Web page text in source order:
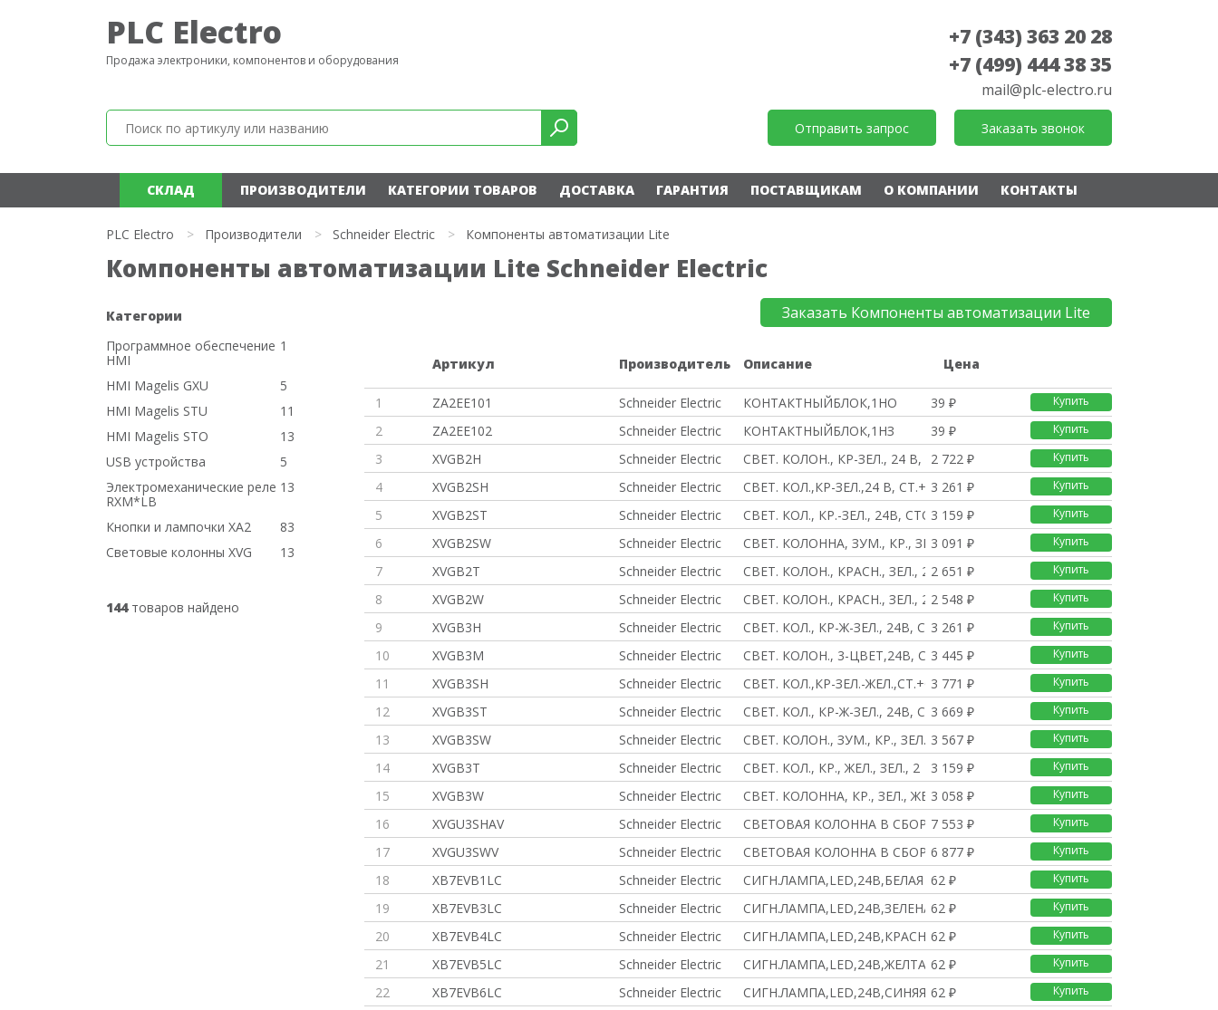
PLC Electro
Продажа электроники, компонентов и оборудования
+7 (343) 363 20 28
+7 (499) 444 38 35
mail@plc-electro.ru
Отправить запрос Заказать звонок
СКЛАД ПРОИЗВОДИТЕЛИ КАТЕГОРИИ ТОВАРОВ ДОСТАВКА ГАРАНТИЯ ПОСТАВЩИКАМ О КОМПАНИИ КОНТАКТЫ
PLC Electro > Производители > Schneider Electric > Компоненты автоматизации Lite
Компоненты автоматизации Lite Schneider Electric
Категории
Программное обеспечение
HMI
1
HMI Magelis GXU
5
HMI Magelis STU
11
HMI Magelis STO
13
USB устройства
5
Электромеханические реле
RXM*LB
13
Кнопки и лампочки XA2
83
Световые колонны XVG
13
144товаров найдено
Заказать Компоненты автоматизации Lite
Артикул Производитель Описание Цена
1 ZA2EE101 Schneider Electric КОНТАКТНЫЙБЛОК,1НО 39 ₽ Купить
2 ZA2EE102 Schneider Electric КОНТАКТНЫЙБЛОК,1НЗ 39 ₽ Купить
3 XVGB2H Schneider Electric СВЕТ. КОЛОН., КР-ЗЕЛ., 24 В, С2 722 ₽ Купить
4 XVGB2SH Schneider Electric СВЕТ. КОЛ.,КР-ЗЕЛ.,24 В, СТ.+О3 261 ₽ Купить
5 XVGB2ST Schneider Electric СВЕТ. КОЛ., КР.-ЗЕЛ., 24В, СТО3 159 ₽ Купить
6 XVGB2SW Schneider Electric СВЕТ. КОЛОННА, ЗУМ., КР., ЗЕЛ.3 091 ₽ Купить
7 XVGB2T Schneider Electric СВЕТ. КОЛОН., КРАСН., ЗЕЛ., 242 651 ₽ Купить
8 XVGB2W Schneider Electric СВЕТ. КОЛОН., КРАСН., ЗЕЛ., 242 548 ₽ Купить
9 XVGB3H Schneider Electric СВЕТ. КОЛ., КР-Ж-ЗЕЛ., 24В, СТ3 261 ₽ Купить
10 XVGB3M Schneider Electric СВЕТ. КОЛОН., 3-ЦВЕТ,24В, СКЛА3 445 ₽ Купить
11 XVGB3SH Schneider Electric СВЕТ. КОЛ.,КР-ЗЕЛ.-ЖЕЛ.,СТ.+ОС3 771 ₽ Купить
12 XVGB3ST Schneider Electric СВЕТ. КОЛ., КР-Ж-ЗЕЛ., 24В, СТ3 669 ₽ Купить
13 XVGB3SW Schneider Electric СВЕТ. КОЛОН., ЗУМ., КР., ЗЕЛ., 3 567 ₽ Купить
14 XVGB3T Schneider Electric СВЕТ. КОЛ., КР., ЖЕЛ., ЗЕЛ., 2 3 159 ₽ Купить
15 XVGB3W Schneider Electric СВЕТ. КОЛОННА, КР., ЗЕЛ., ЖЕЛТ3 058 ₽ Купить
16 XVGU3SHAV Schneider Electric СВЕТОВАЯ КОЛОННА В СБОРЕ С USB
7 553 ₽ Купить
17 XVGU3SWV Schneider Electric СВЕТОВАЯ КОЛОННА В СБОРЕ С USB
6 877 ₽ Купить
18 XB7EVB1LC Schneider Electric СИГН.ЛАМПА,LED,24В,БЕЛАЯ 62 ₽ Купить
19 XB7EVB3LC Schneider Electric СИГН.ЛАМПА,LED,24В,ЗЕЛЕНАЯ62 ₽ Купить
20 XB7EVB4LC Schneider Electric СИГН.ЛАМПА,LED,24В,КРАСНАЯ62 ₽ Купить
21 XB7EVB5LC Schneider Electric СИГН.ЛАМПА,LED,24В,ЖЕЛТАЯ62 ₽ Купить
22 XB7EVB6LC Schneider Electric СИГН.ЛАМПА,LED,24В,СИНЯЯ 62 ₽ Купить